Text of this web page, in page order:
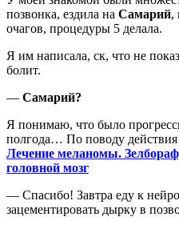
позвонка, ездила на Самарий,
очагов, процедуры 5 делала.
Я им написала, ск, что не
болит.
— Самарий?
Я понимаю, что было
полгода… По поводу действия
Лечение меланомы.
головной мозг
— Спасибо! Завтра еду к
зацементировать дырку в